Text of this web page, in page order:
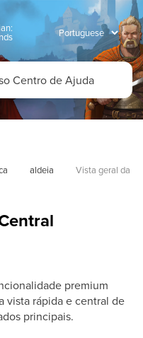
aldeia
Vista geral da
premium
vista rápida e central de
principais.